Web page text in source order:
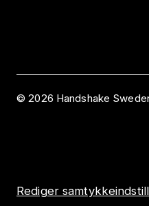
©2026 Handshake
Rediger